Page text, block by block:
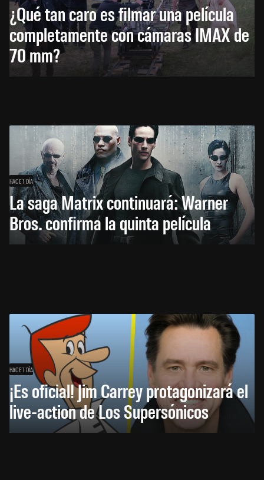
¿Qué tan caro es filmar una película
completamente con cámaras IMAX de
70 mm?
HACE 1 DÍA
La saga Matrix continuará: Warner
Bros. confirma la quinta película
HACE 1 DÍA
¡Es oficial! Jim Carrey protagonizará el
live-action de Los Supersónicos